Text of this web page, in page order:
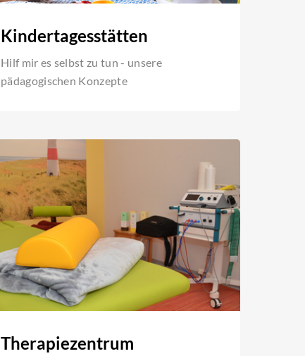
Kindertagesstätten
Hilf mir es selbst zu tun - unsere
pädagogischen Konzepte
Therapiezentrum